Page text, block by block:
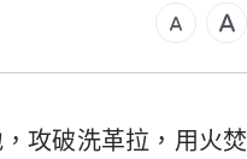
約翰福音
28
攻破洗革拉，用火焚